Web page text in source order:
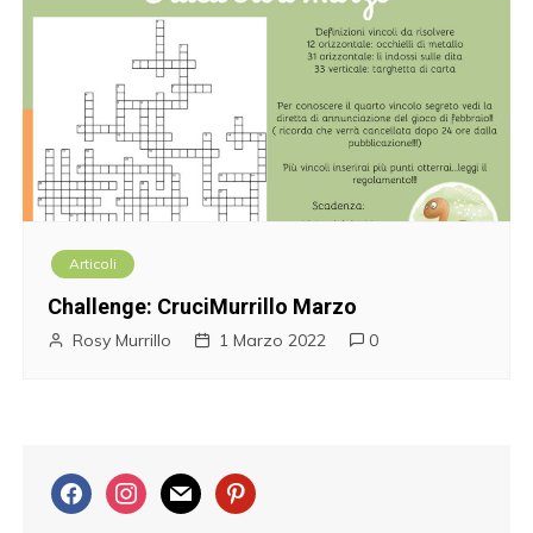
Articoli
Challenge: CruciMurrillo Marzo
Rosy Murrillo 1 Marzo 2022 0
f
a
i
n
m
a
p